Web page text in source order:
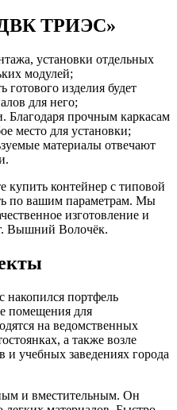
ТРИЭС»
установки отдельных
модулей;
готового изделия будет
для него;
Благодаря прочным каркасам
место для установки;
материалы отвечают
купить контейнер с типовой
по вашим параметрам. Мы
изготовление и
Вышний Волочёк.
накопился портфель
помещения для
на ведомственных
а также возле
учебных заведениях города
и вместительным. Он